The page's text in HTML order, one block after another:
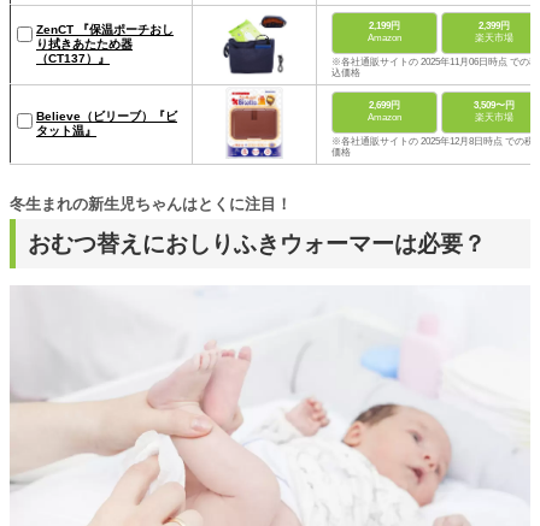
ZenCT 『保温ポーチおし
り拭きあたため器
（CT137）』
2,199円
Amazon
2,399円
楽天市場
※各社通販サイトの 2025年11月06日時点 での税
込価格
Believe（ビリーブ）『ビ
タット温』
2,699円
Amazon
3,509〜円
楽天市場
※各社通販サイトの 2025年12月8日時点 での税
価格
おむつ替えにおしりふきウォーマーは必要？
冬生まれの新生児ちゃんはとくに注目！